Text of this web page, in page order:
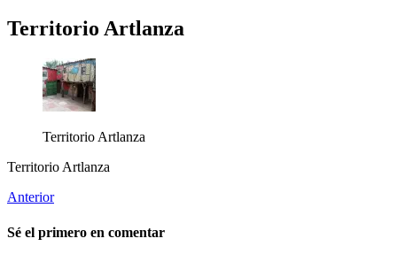
Territorio Artlanza
Territorio Artlanza
Territorio Artlanza
Anterior
Sé el primero en comentar